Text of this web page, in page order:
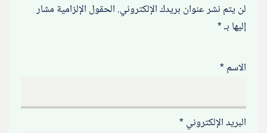
لن يتم نشر عنوان بريدك الإلكتروني. الحقول الإلزامية مشار
إليها بـ*
الاسم*
البريد الإلكتروني*